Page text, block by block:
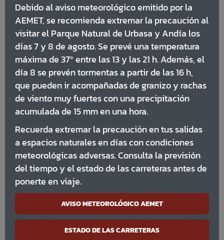
Lizarraga, una puerta de
entrada renovada para
descubrir Urbasa y Andía
27/05/2026 | Categorías:Usos del Parque
Quienes llegáis al Parque Natural de Urbasa
y Andía desde el Alto de Lizarraga ya podéis
disfrutar de un espacio renovado y más
ordenado para aparcar vuestros vehículos.
Tras varios [...]
Debido al aviso meteorológico emitido por la
AEMET, se recomienda extremar la precaución al
visitar el Parque Natural de Urbasa y Andía los
días 7 y 8 de agosto. Se prevé una temperatura
máxima de 37º entre las 13 y las 21 h. Además, el
día 8 se prevén tormentas a partir de las 16 h,
que pueden ir acompañadas de granizo y rachas
de viento muy fuertes con una precipitación
acumulada de 15 mm en una hora.
Recuerda extremar la precaución en tus salidas
a espacios naturales en días con condiciones
meteorológicas adversas. Consulta la previsión
del tiempo y el estado de las carreteras antes de
ponerte en viaje.
AVISO METEOROLÓGICO AEMET
ESTADO DE LAS CARRETERAS